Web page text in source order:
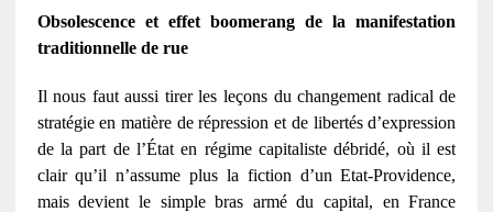
Obsolescence et effet boomerang de la manifestation
traditionnelle de rue
Il nous faut aussi tirer les leçons du changement radical de
stratégie en matière de répression et de libertés d’expression
de la part de l’État en régime capitaliste débridé, où il est
clair qu’il n’assume plus la fiction d’un Etat-Providence,
mais devient le simple bras armé du capital, en France